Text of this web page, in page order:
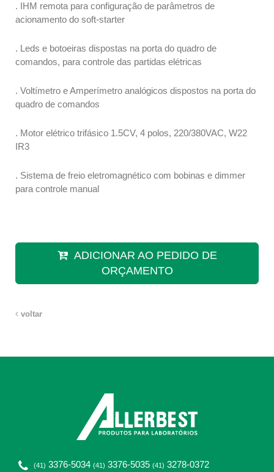
. IHM remota para configuração de parâmetros de
acionamento do soft-starter
. Leds e botoeiras dispostas na porta do quadro de
comandos, para controle das partidas elétricas
. Voltímetro e Amperímetro analógicos dispostos na porta do
quadro de comandos
. Motor elétrico trifásico 1.5CV, 4 polos, 220/380VAC, W22
IR3
. Sistema de freio eletromagnético com bobinas e dimmer
para controle manual
ADICIONAR AO PEDIDO DE
ORÇAMENTO
voltar
(41) 3376-5034 (41) 3376-5035 (41) 3278-0372